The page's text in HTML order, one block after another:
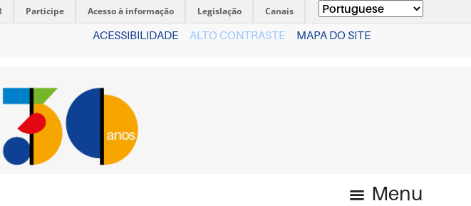
Participe Acesso à informação Legislação Canais
ACESSIBILIDADE ALTO CONTRASTE MAPA DO SITE
Menu